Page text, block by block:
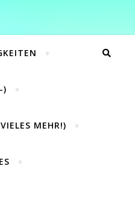
)
MEHR!)